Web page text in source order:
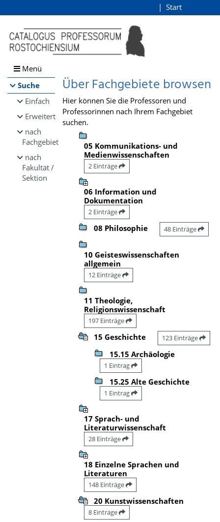
Browsen
direkt zum Inhalt
Start
Menü
Suche
Einfach
Erweitert
nach
Fachgebiet
nach
Fakultät /
Sektion
Über Fachgebiete browsen
Hier können Sie die Professoren und
Professorinnen nach Ihrem Fachgebiet
suchen.
05 Kommunikations- und
Medienwissenschaften
2 Einträge
06 Information und
Dokumentation
2 Einträge
08 Philosophie 48 Einträge
10 Geisteswissenschaften
allgemein
12 Einträge
11 Theologie,
Religionswissenschaft
197 Einträge
15 Geschichte 123 Einträge
15.15 Archäologie
1 Eintrag
15.25 Alte Geschichte
1 Eintrag
17 Sprach- und
Literaturwissenschaft
28 Einträge
18 Einzelne Sprachen und
Literaturen
148 Einträge
20 Kunstwissenschaften
8 Einträge